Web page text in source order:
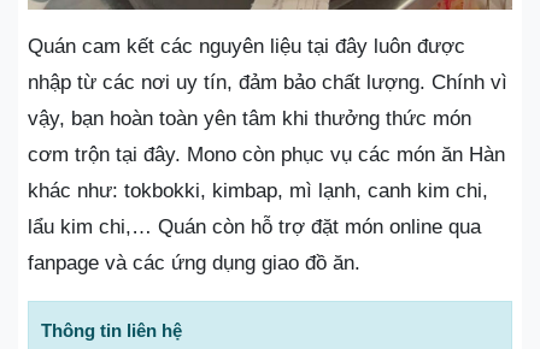
Quán cam kết các nguyên liệu tại đây luôn được
nhập từ các nơi uy tín, đảm bảo chất lượng. Chính vì
vậy, bạn hoàn toàn yên tâm khi thưởng thức món
cơm trộn tại đây. Mono còn phục vụ các món ăn Hàn
khác như: tokbokki, kimbap, mì lạnh, canh kim chi,
lẩu kim chi,… Quán còn hỗ trợ đặt món online qua
fanpage và các ứng dụng giao đồ ăn.
Thông tin liên hệ